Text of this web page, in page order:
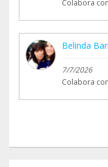
Colabora con
Belinda
7/7/2026
Colabora con